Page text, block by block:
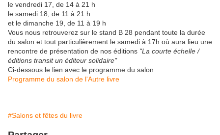
le vendredi 17, de 14 à 21 h
le samedi 18, de 11 à 21 h
et le dimanche 19, de 11 à 19 h
Vous nous retrouverez sur le stand B 28 pendant toute la durée
du salon et tout particulièrement le samedi à 17h où aura lieu une
rencontre de présentation de nos éditions "La courte échelle /
éditions transit un éditeur solidaire"
Ci-dessous le lien avec le programme du salon
Programme du salon de l'Autre livre
#Salons et fêtes du livre